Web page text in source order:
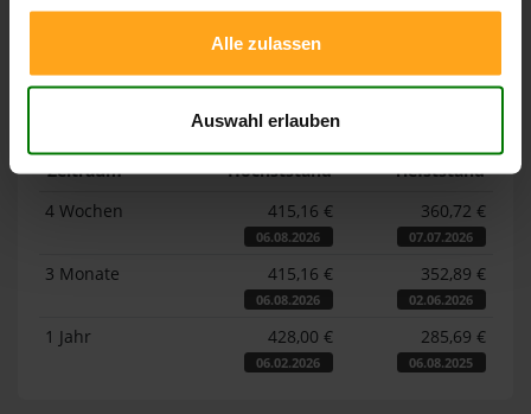
Alle zulassen
Auswahl erlauben
erreicht wurde.
Lose Holzpellets
Zeitraum Höchststand
Tiefststand
4 Wochen
415,16 €
06.08.2026
360,72 €
07.07.2026
3 Monate 415,16 €
06.08.2026
352,89 €
02.06.2026
1 Jahr 428,00 €
06.02.2026
285,69 €
06.08.2025